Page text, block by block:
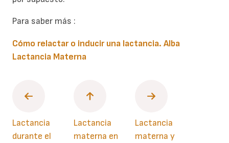
Para saber más :
Cómo relactar o inducir una lactancia. Alba
Lactancia Materna
Lactancia
durante el
Lactancia
materna en
Lactancia
materna y